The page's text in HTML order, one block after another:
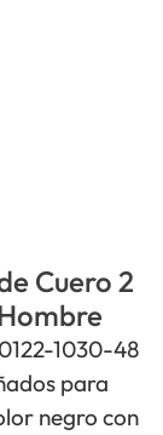
Cuero 2
1030-48
para
negro con